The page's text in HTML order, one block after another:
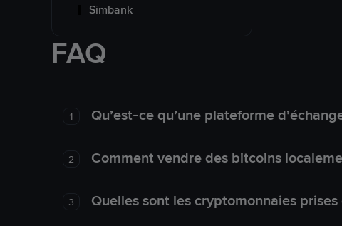
Simbank
FAQ
1 Qu’est-ce qu’une plateforme
2 Comment vendre des bitcoins
3 Quelles sont les cryptomonnaies